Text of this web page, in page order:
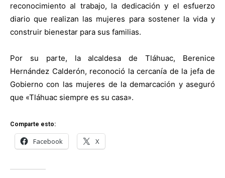
reconocimiento al trabajo, la dedicación y el esfuerzo
diario que realizan las mujeres para sostener la vida y
construir bienestar para sus familias.
Por su parte, la alcaldesa de Tláhuac, Berenice
Hernández Calderón, reconoció la cercanía de la jefa de
Gobierno con las mujeres de la demarcación y aseguró
que «Tláhuac siempre es su casa».
Comparte esto:
Facebook X